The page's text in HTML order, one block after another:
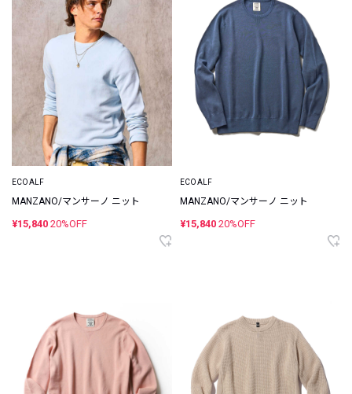
ECOALF
MANZANO/マンサーノ ニット
¥15,840 20%OFF
ECOALF
MANZANO/マンサーノ ニット
¥15,840 20%OFF